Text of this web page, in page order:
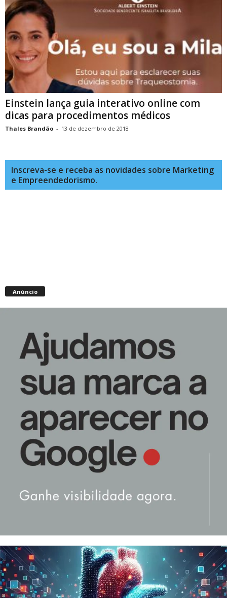
Einstein lança guia interativo online com
dicas para procedimentos médicos
Thales Brandão - 13 de dezembro de 2018
Inscreva-se e receba as novidades sobre Marketing
e Empreendedorismo.
Anúncio